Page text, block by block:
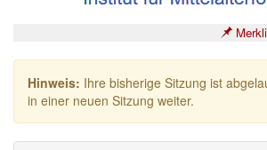
Hinweis: Ihre bisherige Sitzung ist
in einer neuen Sitzung weiter.